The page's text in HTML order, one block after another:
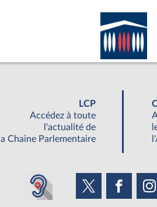
LCP
Accédez à toute
l'actualité de
la Chaine Parlementaire